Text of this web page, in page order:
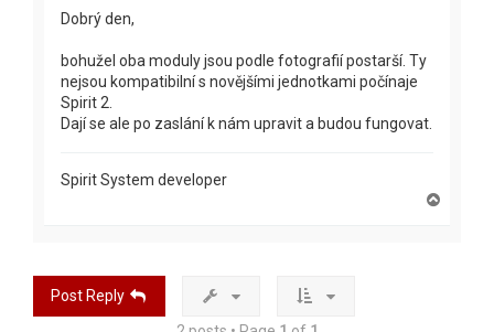
Dobrý den,
bohužel oba moduly jsou podle fotografií postarší. Ty
nejsou kompatibilní s novějšími jednotkami počínaje
Spirit 2.
Dají se ale po zaslání k nám upravit a budou fungovat.
Spirit System developer
Post Reply